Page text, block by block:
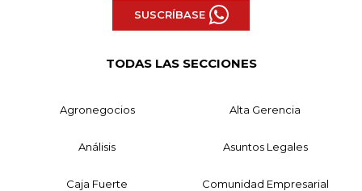
SUSCRÍBASE
TODAS LAS SECCIONES
Agronegocios Alta Gerencia
Análisis Asuntos Legales
Caja Fuerte Comunidad Empresarial